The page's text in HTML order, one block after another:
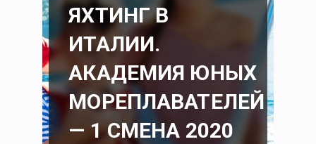
ЯХТИНГ В
ИТАЛИИ.
АКАДЕМИЯ ЮНЫХ
МОРЕПЛАВАТЕЛЕЙ
— 1 СМЕНА 2020